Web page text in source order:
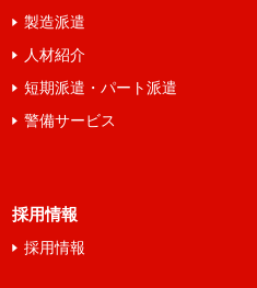
製造派遣
人材紹介
短期派遣・パート派遣
警備サービス
採用情報
採用情報